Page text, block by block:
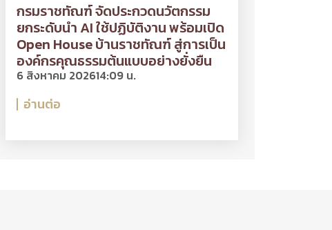
กรมราชทัณฑ์ จัดประกวดนวัตกรรม
ยกระดับนำ AI ใช้ปฏิบัติงาน พร้อมเปิด
Open House บ้านราชทัณฑ์ สู่การเป็น
องค์กรคุณธรรมต้นแบบอย่างยั่งยืน
6 สิงหาคม 202614:09 น.
อ่านต่อ